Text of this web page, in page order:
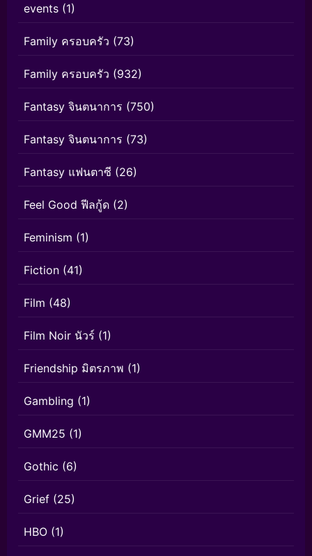
events (1)
Family ครอบครัว (73)
Family ครอบครัว (932)
Fantasy จินตนาการ (750)
Fantasy จินตนาการ (73)
Fantasy แฟนตาซี (26)
Feel Good ฟีลกู้ด (2)
Feminism (1)
Fiction (41)
Film (48)
Film Noir นัวร์ (1)
Friendship มิตรภาพ (1)
Gambling (1)
GMM25 (1)
Gothic (6)
Grief (25)
HBO (1)